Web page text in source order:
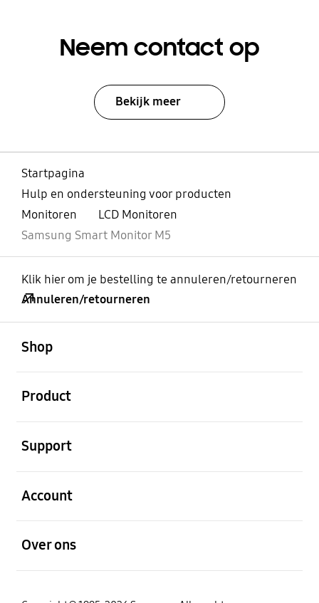
Neem contact op
Bekijk meer
Startpagina
Hulp en ondersteuning voor producten
Monitoren
LCD Monitoren
Samsung Smart Monitor M5
Klik hier om je bestelling te annuleren/retourneren
Annuleren/retourneren
Shop
Product
Support
Account
Over ons